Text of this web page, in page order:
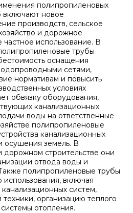
полипропиленовых
включают новое
производств, сельское
и дорожное
частное использование. В
трубы
оснащения
сетями,
нормативам и повысить
условиях
обвязку оборудования,
канализационных
воды на ответственные
полипропиленовые
канализационных
осушения земель. В
дорожном строительстве они
отвода воды и
полипропиленовые трубы
использования, включая
систем,
организацию теплого
отопления.